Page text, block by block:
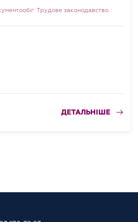
Трудове законодавство
ДЕТАЛЬНІШЕ